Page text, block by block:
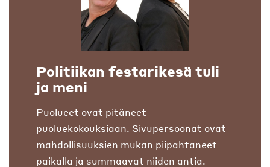
Politiikan festarikesä tuli
ja meni
Puolueet ovat pitäneet
puoluekokouksiaan. Sivupersoonat ovat
mahdollisuuksien mukan piipahtaneet
paikalla ja summaavat niiden antia.